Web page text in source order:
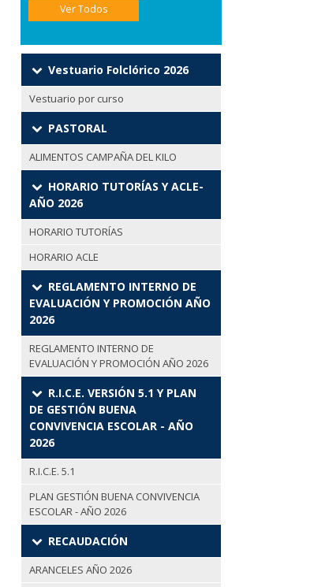
Ver Todos
Vestuario Folclórico 2026
Vestuario por curso
PASTORAL
ALIMENTOS CAMPAÑA DEL KILO
HORARIO TUTORÍAS Y ACLE-
AÑO 2026
HORARIO TUTORÍAS
HORARIO ACLE
REGLAMENTO INTERNO DE
EVALUACIÓN Y PROMOCIÓN AÑO
2026
REGLAMENTO INTERNO DE
EVALUACIÓN Y PROMOCIÓN AÑO 2026
R.I.C.E. VERSIÓN 5.1 Y PLAN
DE GESTIÓN BUENA
CONVIVENCIA ESCOLAR - AÑO
2026
R.I.C.E. 5.1
PLAN GESTIÓN BUENA CONVIVENCIA
ESCOLAR - AÑO 2026
RECAUDACIÓN
ARANCELES AÑO 2026